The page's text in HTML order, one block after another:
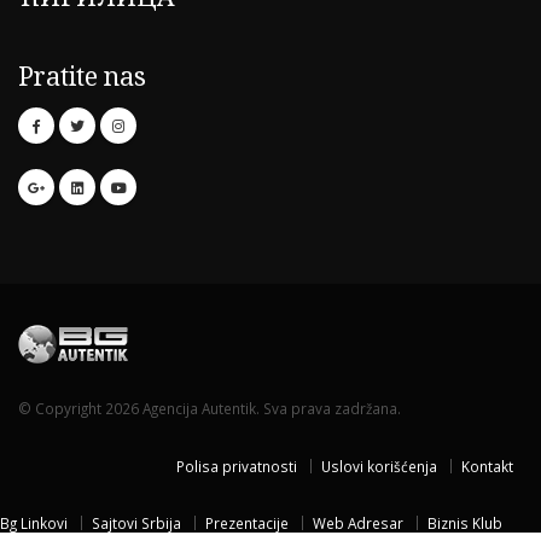
Pratite nas
© Copyright 2026 Agencija Autentik. Sva prava zadržana.
Polisa privatnosti Uslovi korišćenja Kontakt
Bg Linkovi Sajtovi Srbija Prezentacije Web Adresar
Biznis Klub